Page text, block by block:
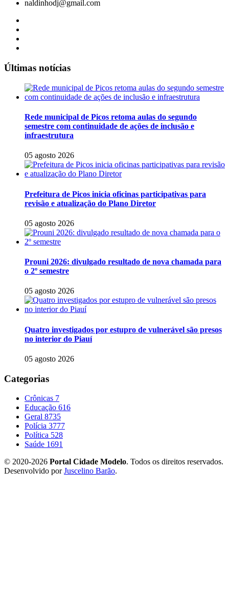
naldinhodj@gmail.com
Últimas notícias
Rede municipal de Picos retoma aulas do segundo
semestre com continuidade de ações de inclusão e
infraestrutura
05 agosto 2026
Prefeitura de Picos inicia oficinas participativas para
revisão e atualização do Plano Diretor
05 agosto 2026
Prouni 2026: divulgado resultado de nova chamada para
o 2º semestre
05 agosto 2026
Quatro investigados por estupro de vulnerável são presos
no interior do Piauí
05 agosto 2026
Categorias
Crônicas 7
Educação 616
Geral 8735
Polícia 3777
Política 528
Saúde 1691
© 2020-2026 Portal Cidade Modelo. Todos os direitos reservados.
Desenvolvido porJuscelino Barão.